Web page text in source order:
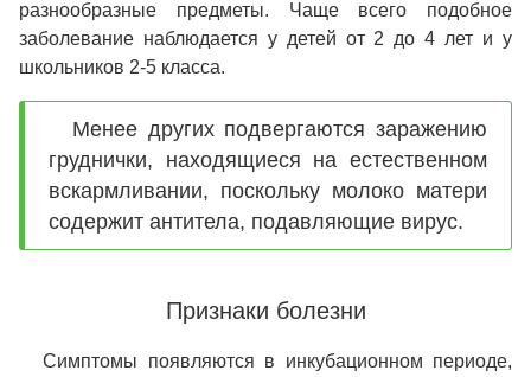
разнообразные предметы. Чаще всего подобное
заболевание наблюдается у детей от 2 до 4 лет и у
школьников 2-5 класса.
Менее других подвергаются заражению
груднички, находящиеся на естественном
вскармливании, поскольку молоко матери
содержит антитела, подавляющие вирус.
Признаки болезни
Симптомы появляются в инкубационном периоде,